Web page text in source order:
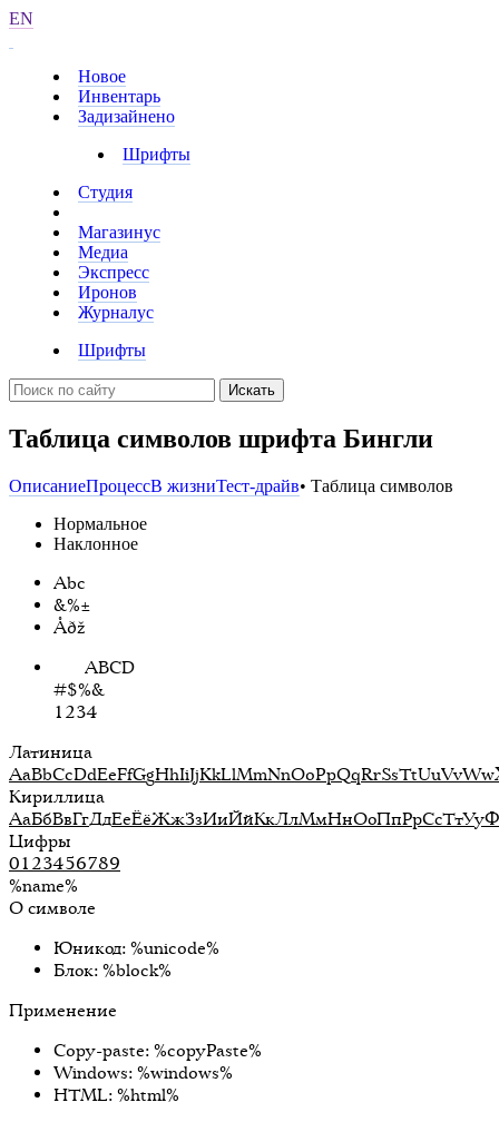
EN
Новое
Инвентарь
Задизайнено
Шрифты
Студия
Магазинус
Медиа
Экспресс
Иронов
Журналус
Шрифты
Искать
Таблица символов шрифта Бингли
ОписаниеПроцессВ жизниТест-драйв• Таблица символов
Нормальное
Наклонное
Abc
&%±
Åðž
ABCD
#$%&
1234
Латиница
AaBbCcDdEeFfGgHhIiJjKkLlMmNnOoPpQqRrSsTtUuVvWw
Кириллица
АаБбВвГгДдЕеЁёЖжЗзИиЙйКкЛлМмНнОоПпРрСсТтУуФ
Цифры
01 23456789
%name%
О символе
Юникод: %unicode%
Блок: %block%
Применение
Copy-paste: %copyPaste%
Windows: %windows%
HTML: %html%